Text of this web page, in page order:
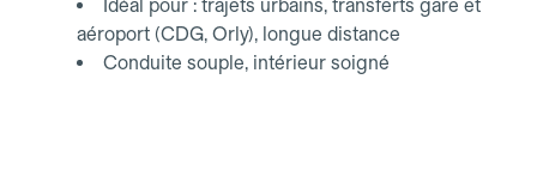
Idéal pour : trajets urbains, transferts gare et
aéroport (CDG, Orly), longue distance
Conduite souple, intérieur soigné